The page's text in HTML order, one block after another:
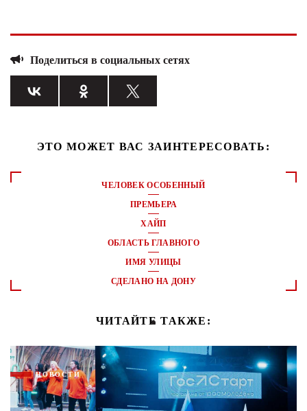
Поделиться в социальных сетях
ЭТО МОЖЕТ ВАС ЗАИНТЕРЕСОВАТЬ:
ЧЕЛОВЕК ОСОБЕННЫЙ
ПРЕМЬЕРА
ХАЙП
ОБЛАСТЬ ГЛАВНОГО
ИМЯ УЛИЦЫ
СДЕЛАНО НА ДОНУ
ЧИТАЙТЕ ТАКЖЕ:
НОВОСТИ